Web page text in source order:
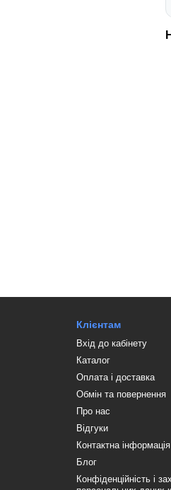
Клієнтам
Вхід до кабінету
Каталог
Оплата і доставка
Обмін та повернення
Про нас
Відгуки
Контактна інформація
Блог
Конфіденційність і